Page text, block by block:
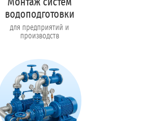
водоподготовки
для предприятий и
производств